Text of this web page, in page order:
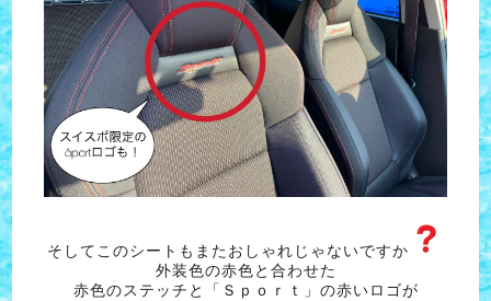
そしてこのシートもまたおしゃれじゃないですか
外装色の赤色と合わせた
赤色のステッチと「Ｓｐｏｒｔ」の赤いロゴが